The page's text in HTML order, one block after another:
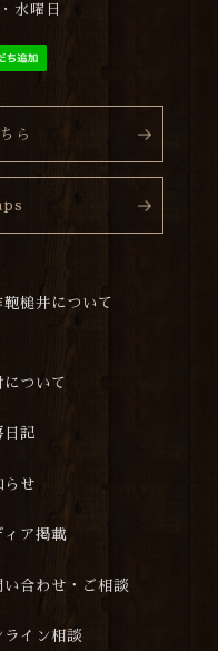
水曜日
ら
鞄槌井について
について
日記
らせ
ィア掲載
い合わせ・ご相談
ライン相談